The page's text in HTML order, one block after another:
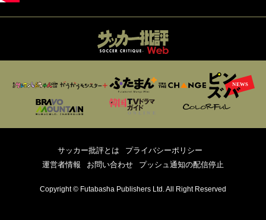
サッカー批評とは
プライバシーポリシー
運営者情報
お問い合わせ プッシュ通知の配信停止
Copyright © Futabasha Publishers Ltd. All Right Reserved